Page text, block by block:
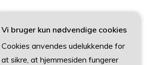
Vi bruger kun nødvendige cookies
Cookies anvendes udelukkende for
at sikre, at hjemmesiden fungerer